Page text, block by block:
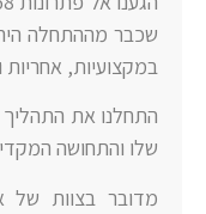
שכבר מההתחלה
במקצועיות,
התחלנו את התהליך
שלו והתחושה
מדובר בצוות של